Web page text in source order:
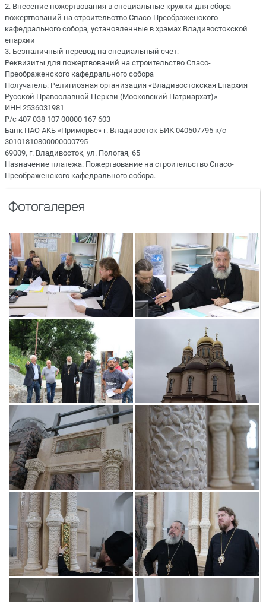
2. Внесение пожертвования в специальные кружки для сбора
пожертвований на строительство Спасо-Преображенского
кафедрального собора, установленные в храмах Владивостокской
епархии
3. Безналичный перевод на специальный счет:
Реквизиты для пожертвований на строительство Спасо-
Преображенского кафедрального собора
Получатель: Религиозная организация «Владивостокская Епархия
Русской Православной Церкви (Московский Патриархат)»
ИНН 2536031981
Р/с 407 038 107 00000 167 603
Банк ПАО АКБ «Приморье» г. Владивосток БИК 040507795 к/с
30101810800000000795
69009, г. Владивосток, ул. Пологая, 65
Назначение платежа: Пожертвование на строительство Спасо-
Преображенского кафедрального собора.
Фотогалерея